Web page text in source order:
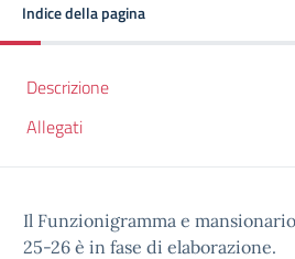
Indice della pagina
Descrizione
Allegati
Il Funzionigramma e
25-26 è in fase di elaborazione.